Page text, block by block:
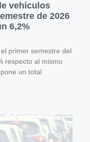
vehículos
de 2026
6,2%
primer semestre del
respecto al mismo
un total